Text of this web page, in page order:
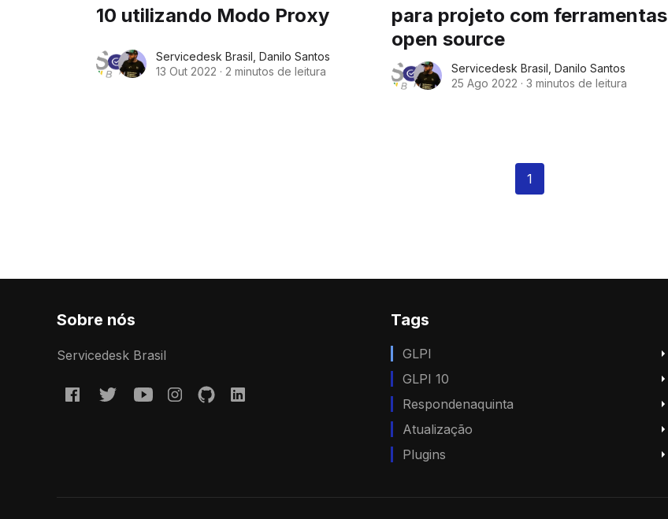
10 utilizando Modo Proxy
Servicedesk Brasil Danilo Santos
13 Out 2022 · 2 minutos de leitura
para projeto com ferramentas
open source
Servicedesk Brasil Danilo Santos
25 Ago 2022 · 3 minutos de leitura
1
Sobre nós
Servicedesk Brasil
Tags
GLPI
GLPI 10
Respondenaquinta
Atualização
Plugins